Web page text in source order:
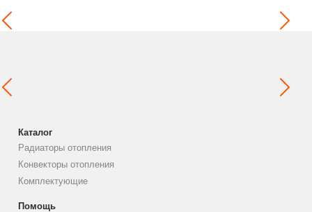
Каталог
Радиаторы отопления
Конвекторы отопления
Комплектующие
Помощь